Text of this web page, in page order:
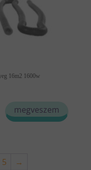
16m2 1600w
megveszem
5 →